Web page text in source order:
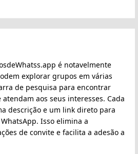
é notavelmente
explorar grupos em várias
de pesquisa para encontrar
aos seus interesses. Cada
descrição e um link direto para
Isso elimina a
de convite e facilita a adesão a